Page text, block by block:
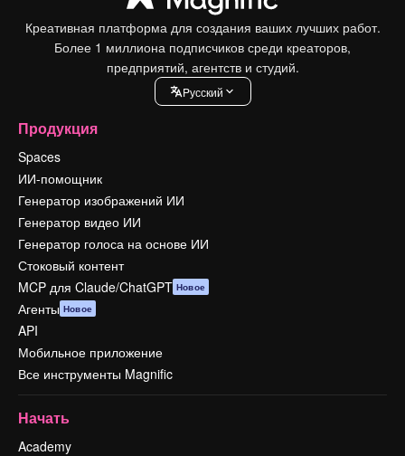
Креативная платформа для создания ваших лучших работ.
Более 1 миллиона подписчиков среди креаторов,
предприятий, агентств и студий.
Pусский
Продукция
Spaces
ИИ-помощник
Генератор изображений ИИ
Генератор видео ИИ
Генератор голоса на основе ИИ
Стоковый контент
MCP для Claude/ChatGPT Новое
Агенты Новое
API
Мобильное приложение
Все инструменты Magnific
Начать
Academy